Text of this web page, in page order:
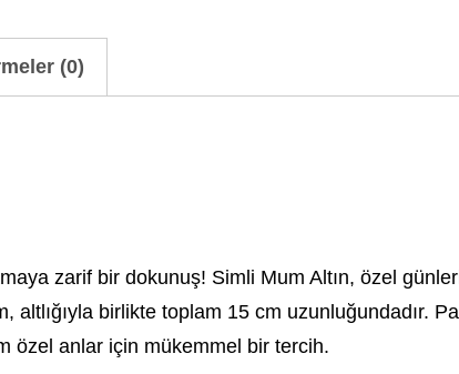
(0)
zarif bir dokunuş! Simli Mum Altın, özel
altlığıyla birlikte toplam 15 cm uzunluğundadır.
özel anlar için mükemmel bir tercih.